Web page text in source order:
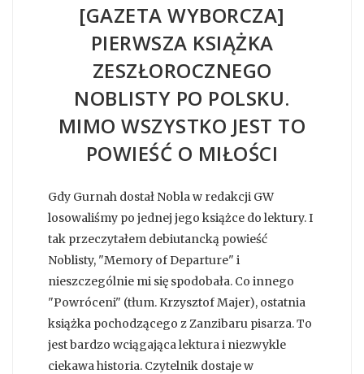
[GAZETA WYBORCZA]
PIERWSZA KSIĄŻKA
ZESZŁOROCZNEGO
NOBLISTY PO POLSKU.
MIMO WSZYSTKO JEST TO
POWIEŚĆ O MIŁOŚCI
Gdy Gurnah dostał Nobla w redakcji GW
losowaliśmy po jednej jego książce do lektury. I
tak przeczytałem debiutancką powieść
Noblisty, "Memory of Departure" i
nieszczególnie mi się spodobała. Co innego
"Powróceni" (tłum. Krzysztof Majer), ostatnia
książka pochodzącego z Zanzibaru pisarza. To
jest bardzo wciągająca lektura i niezwykle
ciekawa historia. Czytelnik dostaje w